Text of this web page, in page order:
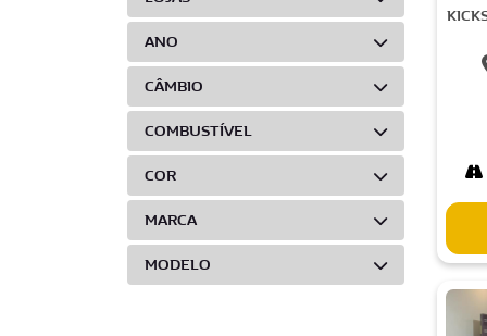
ANO
CÂMBIO
COMBUSTÍVEL
COR
MARCA
MODELO